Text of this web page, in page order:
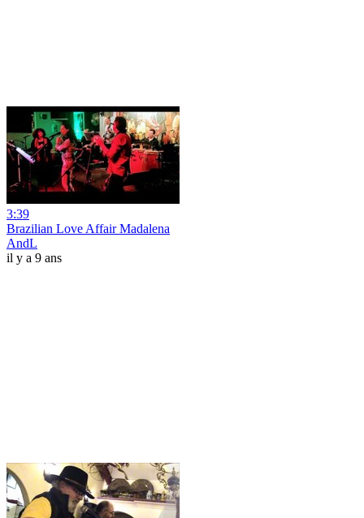
3:39
Brazilian Love Affair Madalena
AndL
il y a 9 ans